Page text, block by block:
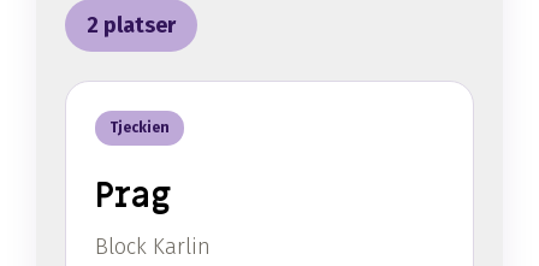
2 platser
Tjeckien
Prag
Block Karlin